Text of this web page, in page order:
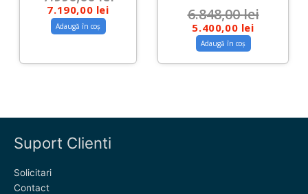
7.190,00 lei
Adaugă în coș
6.848,00lei
5.400,00 lei
Adaugă în coș
Suport Clienti
Solicitari
Contact